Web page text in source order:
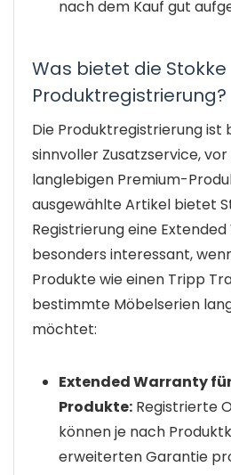
nach dem Kauf gut
Was bietet die Stokke
Produktregistrierung?
Die Produktregistrierung ist
sinnvoller Zusatzservice,
langlebigen Premium-
ausgewählte Artikel bietet
Registrierung eine
besonders interessant,
Produkte wie einen Tripp
bestimmte Möbelserien
möchtet:
Extended Warranty
Produkte: Registrierte
können je nach
erweiterten Garantie